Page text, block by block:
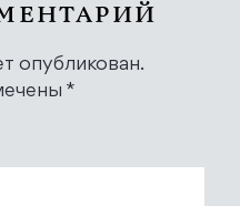
опубликован.
*